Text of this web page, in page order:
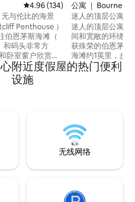
平均评分 4.96 分（满分 5 分），
4.96 (134)
与伦比的海景
Penthouse ）
伯恩茅斯海滩（
码头非常方
卧室窗户欣赏海
茅斯（
的壮丽景色，无
双人床，但如果
公寓 ｜
迷人的顶层公寓，
迷人的顶层公寓，
间和宽敞的环绕式
获殊荣的伯恩茅
海滩约1英里，步
（Bourne River）
Gardens），即可
附近度假屋的热门便利
设施
无线网络